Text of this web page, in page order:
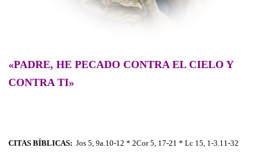
«PADRE, HE PECADO CONTRA EL CIELO Y
CONTRA TI»
CITAS BÍBLICAS: Jos 5, 9a.10-12 * 2Cor 5, 17-21 * Lc 15, 1-3.11-32